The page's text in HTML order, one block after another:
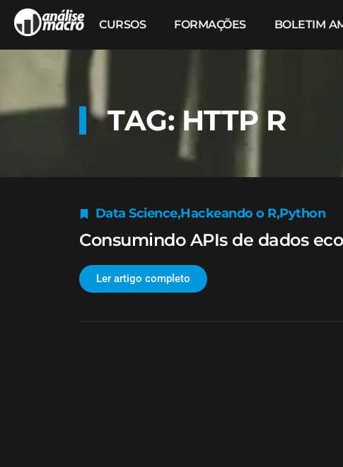
CURSOS FORMAÇÕES BOLETIM
TAG: HTTP R
Data Science,Hackeando o R,Python
Consumindo APIs de dados
Ler artigo completo